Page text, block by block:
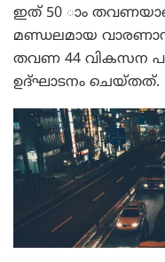
ഇത് 50 ാം
മണ്ഡലമായ
തവണ 44 വികസന
ഉദ്ഘാടനം ചെയ്തത്.